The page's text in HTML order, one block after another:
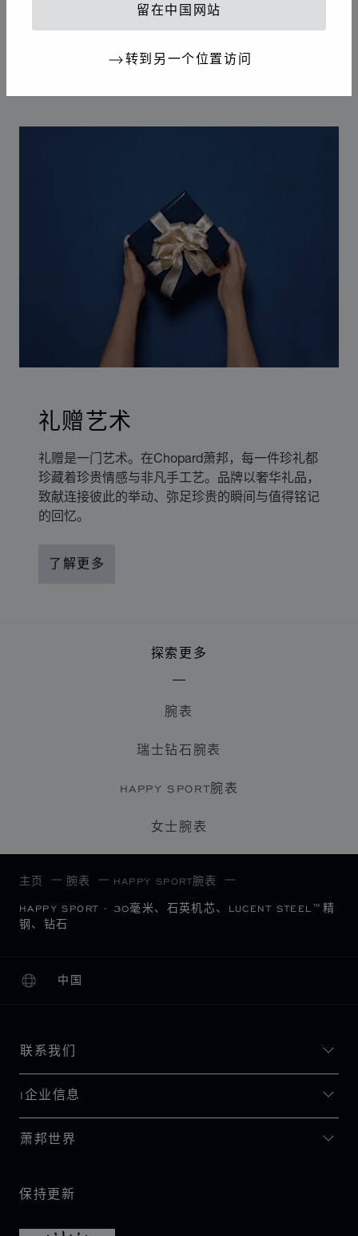
留在中国网站
转到另一个位置访问
是首款将钻石的高贵气质与精钢的坚固特性相结合的腕
表，独树一帜的设计使其成为连接腕表和珠宝的典范之
作。
礼赠艺术
礼赠是一门艺术。在Chopard萧邦，每一件珍礼都
珍藏着珍贵情感与非凡手工艺。品牌以奢华礼品，
致献连接彼此的举动、弥足珍贵的瞬间与值得铭记
的回忆。
了解更多
探索更多
腕表
瑞士钻石腕表
HAPPY SPORT腕表
女士腕表
主页 腕表 HAPPY SPORT腕表
HAPPY SPORT - 30毫米、石英机芯、LUCENT STEEL™精
钢、钻石
中国
本地化（更改国家/地区）
更改国家/地区
联系我们
I企业信息
萧邦世界
保持更新